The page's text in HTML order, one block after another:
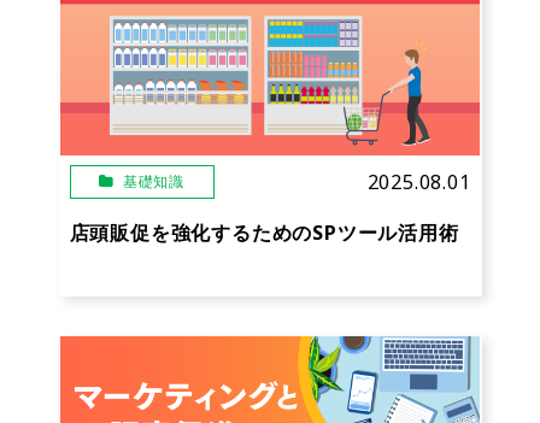
基礎知識
2025.08.01
店頭販促を強化するためのSPツール活用術